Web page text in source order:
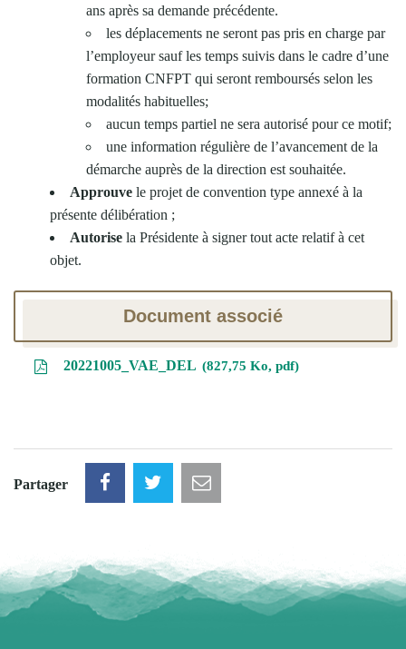
ans après sa demande précédente.
les déplacements ne seront pas pris en charge par
l’employeur sauf les temps suivis dans le cadre d’une
formation CNFPT qui seront remboursés selon les
modalités habituelles;
aucun temps partiel ne sera autorisé pour ce motif;
une information régulière de l’avancement de la
démarche auprès de la direction est souhaitée.
Approuve le projet de convention type annexé à la
présente délibération ;
Autorise la Présidente à signer tout acte relatif à cet
objet.
Document associé
20221005_VAE_DEL 827,75 Ko, pdf
Partager